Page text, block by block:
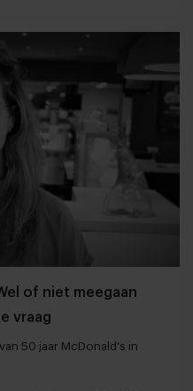
of niet meegaan
vraag
50 jaar McDonald's in